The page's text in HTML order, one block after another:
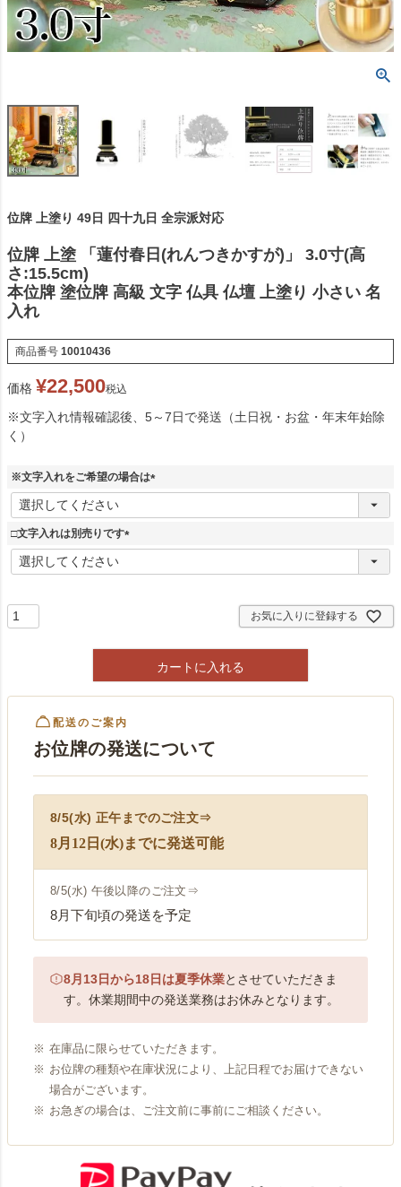
位牌 上塗り 49日 四十九日 全宗派対応
位牌 上塗 「蓮付春日(れんつきかすが)」 3.0寸(高
さ:15.5cm)
本位牌 塗位牌 高級 文字 仏具 仏壇 上塗り 小さい 名
入れ
商品番号 10010436
価格 ¥22,500税込
※文字入れ情報確認後、5～7日で発送（土日祝・お盆・年末年始除
く）
※文字入れをご希望の場合は
(
□文字入れは別売りです
(
お気に入りに登録する
カートに入れる
配送のご案内
お位牌の発送について
8/5(水) 正午までのご注文⇒
8月12日(水)までに発送可能
8/5(水) 午後以降のご注文⇒
8月下旬頃の発送を予定
8月13日から18日は夏季休業とさせていただきま
す。休業期間中の発送業務はお休みとなります。
在庫品に限らせていただきます。
お位牌の種類や在庫状況により、上記日程でお届けできない
場合がございます。
お急ぎの場合は、ご注文前に事前にご相談ください。